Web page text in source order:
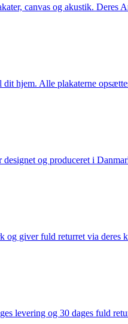
canvas og akustik.
hjem. Alle plakaterne
og produceret i
giver fuld returret via deres
levering og 30 dages fuld